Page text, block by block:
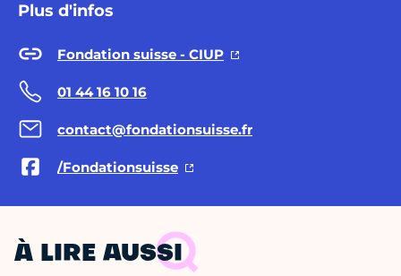
Plus d'infos
Fondation suisse - CIUP
01 44 16 10 16
contact@fondationsuisse.fr
/Fondationsuisse
À LIRE AUSSI